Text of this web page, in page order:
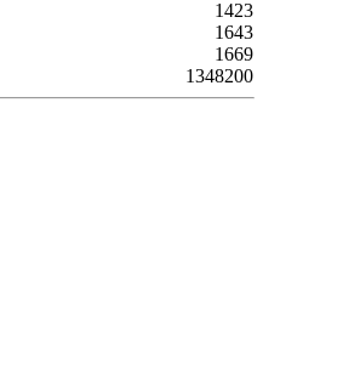
1423
1643
1669
1348200